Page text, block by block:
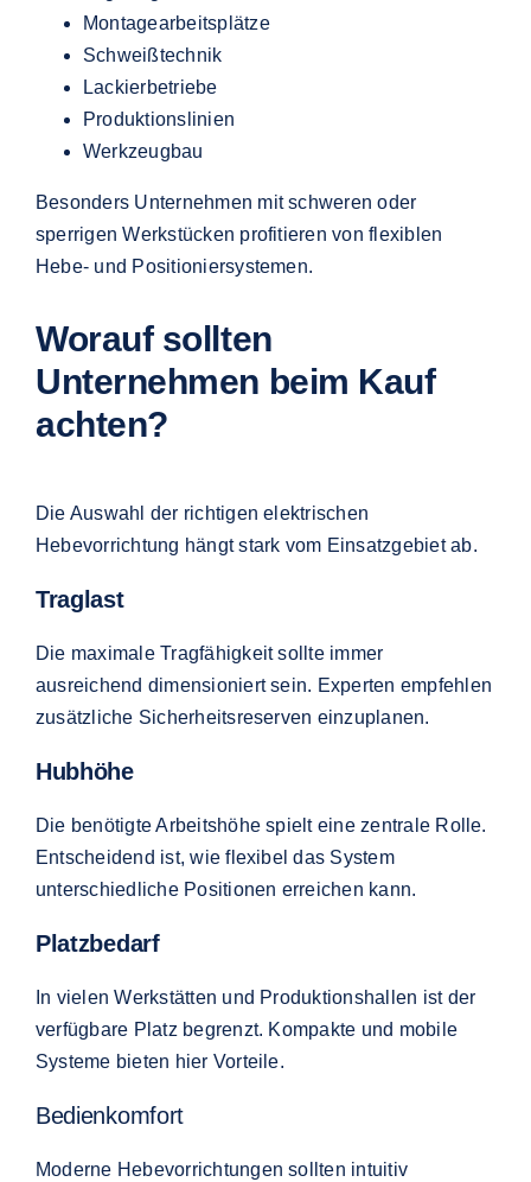
Montagearbeitsplätze
Schweißtechnik
Lackierbetriebe
Produktionslinien
Werkzeugbau
Besonders Unternehmen mit schweren oder
sperrigen Werkstücken profitieren von flexiblen
Hebe- und Positioniersystemen.
Worauf sollten
Unternehmen beim Kauf
achten?
Die Auswahl der richtigen elektrischen
Hebevorrichtung hängt stark vom Einsatzgebiet ab.
Traglast
Die maximale Tragfähigkeit sollte immer
ausreichend dimensioniert sein. Experten empfehlen
zusätzliche Sicherheitsreserven einzuplanen.
Hubhöhe
Die benötigte Arbeitshöhe spielt eine zentrale Rolle.
Entscheidend ist, wie flexibel das System
unterschiedliche Positionen erreichen kann.
Platzbedarf
In vielen Werkstätten und Produktionshallen ist der
verfügbare Platz begrenzt. Kompakte und mobile
Systeme bieten hier Vorteile.
Bedienkomfort
Moderne Hebevorrichtungen sollten intuitiv